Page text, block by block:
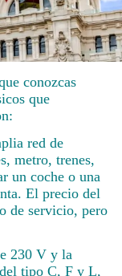
conozcas
que
red de
metro, trenes,
un coche o una
El precio del
de servicio, pero
230 V y la
tipo C, F y L,